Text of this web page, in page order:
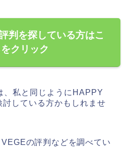
判を探している方はこ
クリック
、私と同じようにHAPPY
している方かもしれませ
の評判などを調べてい